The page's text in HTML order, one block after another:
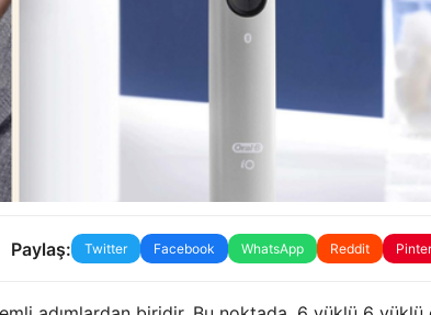
Paylaş: Twitter Facebook WhatsApp Reddit